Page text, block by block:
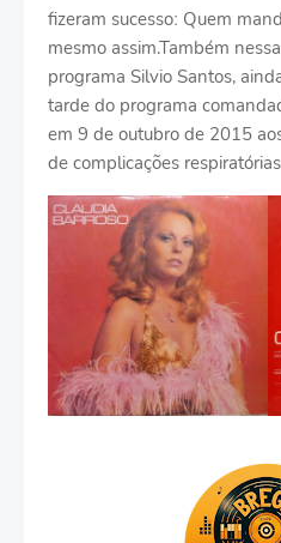
fizeram sucessoː Quem
mesmo assim.Também
programa Silvio Santos,
tarde do programa
em 9 de outubro de 2015
de complicações